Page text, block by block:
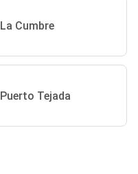
La Cumbre
Puerto Tejada